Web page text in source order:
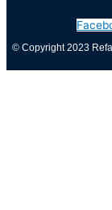
© Copyright 2023